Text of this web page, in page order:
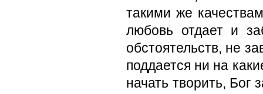
такими же
любовь отдает и
обстоятельств, не
поддается ни на
начать творить, Бог